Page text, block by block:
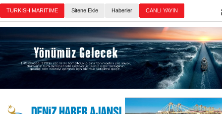
TURKISH MARITIME Sitene Ekle Haberler CANLI YAYIN